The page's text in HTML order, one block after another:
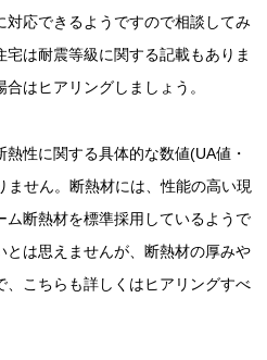
対応できるようですので相談してみ
は耐震等級に関する記載もありま
はヒアリングしましょう。
性に関する具体的な数値(UA値・
ません。断熱材には、性能の高い現
ム断熱材を標準採用しているようで
とは思えませんが、断熱材の厚みや
、こちらも詳しくはヒアリングすべ